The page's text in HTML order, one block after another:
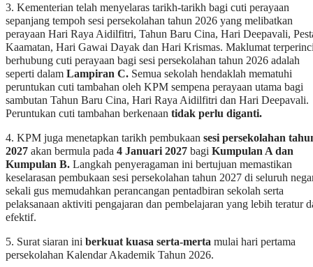
3. Kementerian telah menyelaras tarikh-tarikh bagi cuti perayaan
sepanjang tempoh sesi persekolahan tahun 2026 yang melibatkan
perayaan Hari Raya Aidilfitri, Tahun Baru Cina, Hari Deepavali,
Kaamatan, Hari Gawai Dayak dan Hari Krismas. Maklumat
berhubung cuti perayaan bagi sesi persekolahan tahun 2026 adalah
seperti dalam Lampiran C. Semua sekolah hendaklah mematuhi
peruntukan cuti tambahan oleh KPM sempena perayaan utama bagi
sambutan Tahun Baru Cina, Hari Raya Aidilfitri dan Hari Deepavali.
Peruntukan cuti tambahan berkenaan tidak perlu diganti.
4. KPM juga menetapkan tarikh pembukaan sesi persekolahan
2027 akan bermula pada 4 Januari 2027 bagi Kumpulan A dan
Kumpulan B. Langkah penyeragaman ini bertujuan memastikan
keselarasan pembukaan sesi persekolahan tahun 2027 di seluruh
sekali gus memudahkan perancangan pentadbiran sekolah serta
pelaksanaan aktiviti pengajaran dan pembelajaran yang lebih teratur
efektif.
5. Surat siaran ini berkuat kuasa serta-merta mulai hari pertama
persekolahan Kalendar Akademik Tahun 2026.